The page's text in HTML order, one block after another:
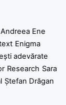
Andreea Ene
Enigma
adevărate
Research Sara
Ștefan Drăgan